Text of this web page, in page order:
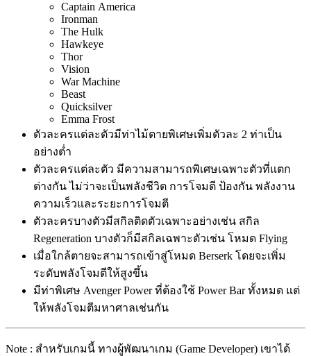
Captain America
Ironman
The Hulk
Hawkeye
Thor
Vision
War Machine
Beast
Quicksilver
Emma Frost
ตัวละครแต่ละตัวมีท่าไม้ตายพิเศษเพิ่มตัวละ 2 ท่าเป็น
อย่างต่ำ
ตัวละครแต่ละตัว มีความสามารถพิเศษเฉพาะตัวที่แตก
ต่างกัน ไม่ว่าจะเป็นพลังชีวิต การโจมตี ป้องกัน พลังงาน
ความเร็วและระยะการโจมตี
ตัวละครบางตัวมีสกิลติดตัวเฉพาะอย่างเช่น สกิล
Regeneration บางตัวก็มีสกิลเฉพาะตัวเช่น โหมด Flying
เมื่อใกล้ตายจะสามารถเข้าสู่โหมด Berserk โดยจะเพิ่ม
ระดับพลังโจมตีให้สูงขึ้น
มีท่าพิเศษ Avenger Power ที่ต้องใช้ Power Bar ทั้งหมด แต่
ให้พลังโจมตีมหาศาลเช่นกัน
Note : สำหรับเกมนี้ ทางผู้พัฒนาเกม (Game Developer) เขาได้